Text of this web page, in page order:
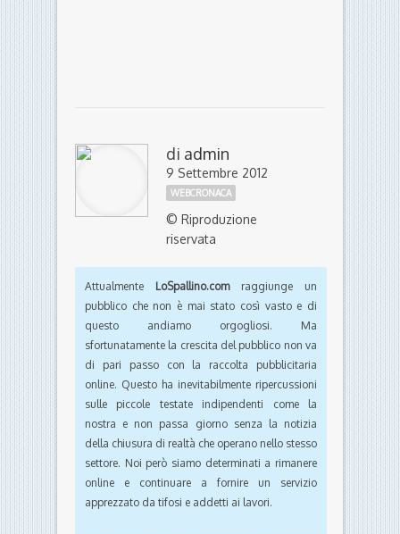
di admin
9 Settembre 2012
WEBCRONACA
© Riproduzione
riservata
Attualmente LoSpallino.comraggiunge un
pubblico che non è mai stato così vasto e di
questo andiamo orgogliosi. Ma
sfortunatamente la crescita del pubblico non va
di pari passo con la raccolta pubblicitaria
online. Questo ha inevitabilmente ripercussioni
sulle piccole testate indipendenti come la
nostra e non passa giorno senza la notizia
della chiusura di realtà che operano nello stesso
settore. Noi però siamo determinati a rimanere
online e continuare a fornire un servizio
apprezzato da tifosi e addetti ai lavori.